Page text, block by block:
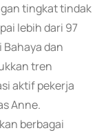
tingkat tindak
lebih dari 97
dan
tren
aktif pekerja
Anne.
berbagai